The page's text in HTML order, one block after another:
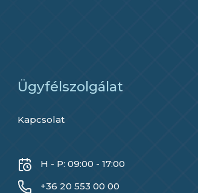
Ügyfélszolgálat
Kapcsolat
H - P: 09:00 - 17:00
+36 20 553 00 00